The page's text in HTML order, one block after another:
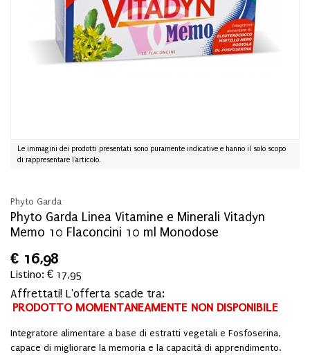
Le immagini dei prodotti presentati sono puramente indicative e hanno il solo scopo
di rappresentare l'articolo.
Phyto Garda
Phyto Garda Linea Vitamine e Minerali Vitadyn
Memo 10 Flaconcini 10 ml Monodose
€ 16,98
Listino: € 17,95
Affrettati! L'offerta scade tra:
PRODOTTO MOMENTANEAMENTE NON DISPONIBILE
Integratore alimentare a base di estratti vegetali e Fosfoserina,
capace di migliorare la memoria e la capacità di apprendimento.